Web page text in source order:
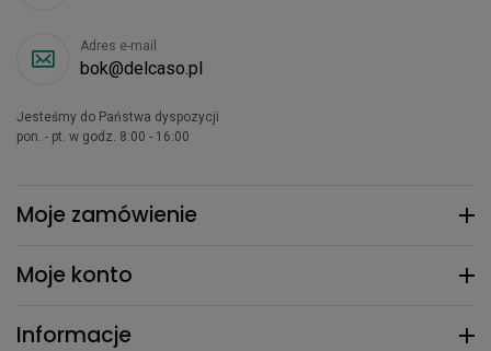
Moje zamówienie
Moje konto
Informacje
Adres e-mail
bok@delcaso.pl
Jesteśmy do Państwa dyspozycji
pon. - pt. w godz. 8:00 - 16:00